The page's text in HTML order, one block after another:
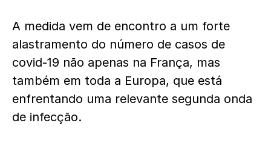
A medida vem de encontro a um forte
alastramento do número de casos de
covid-19 não apenas na França, mas
também em toda a Europa, que está
enfrentando uma relevante segunda onda
de infecção.